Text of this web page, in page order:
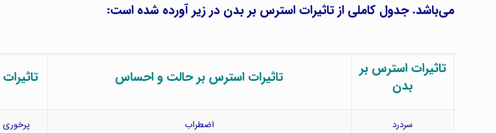
می‌باشد. جدول کاملی از تاثیرات استرس بر بدن در زیر آورده شده است:
تاثیرات استرس بر
بدن
تاثیرات استرس بر حالت و احساس
سردرد اضطراب